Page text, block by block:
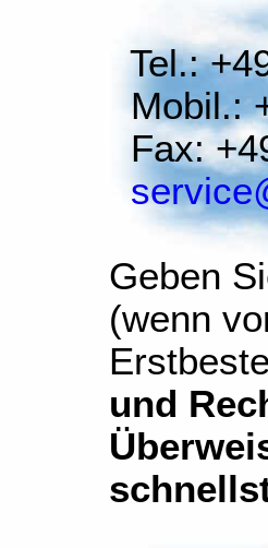
Tel.:
Mobil.:
Fax:
Geben
(wenn
und